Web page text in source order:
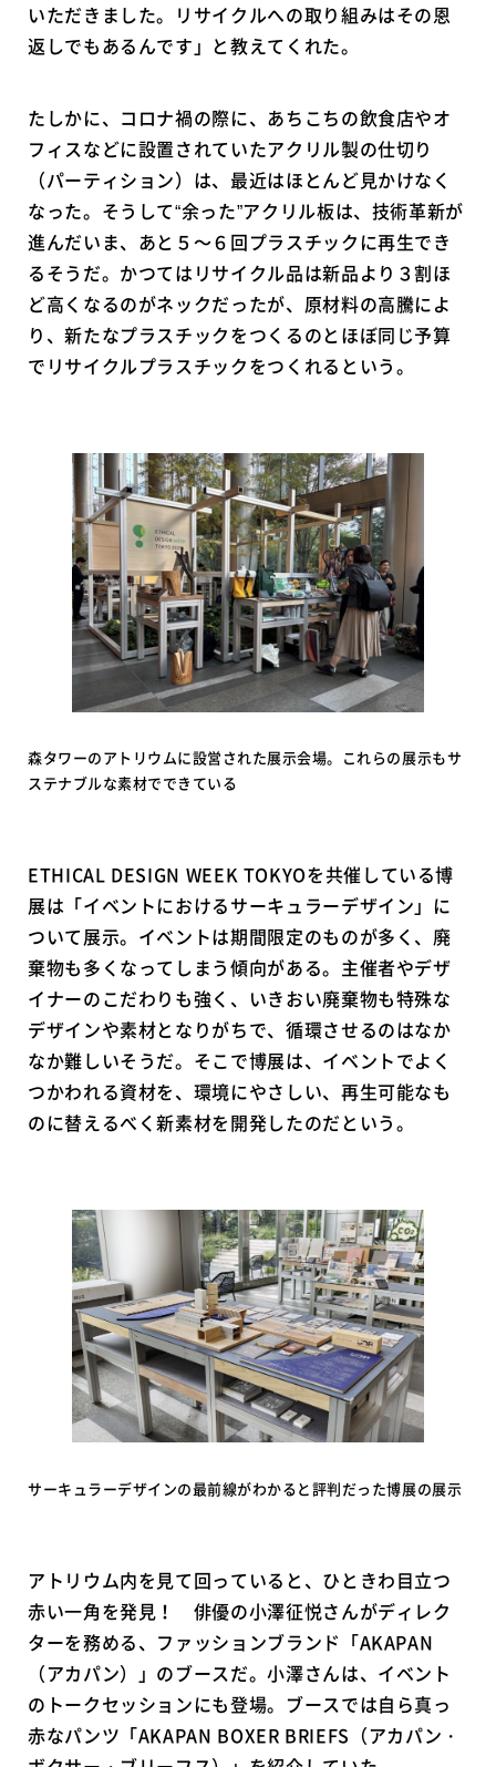
いただきました。リサイクルへの取り組みはその恩
返しでもあるんです」と教えてくれた。
たしかに、コロナ禍の際に、あちこちの飲食店やオ
フィスなどに設置されていたアクリル製の仕切り
（パーティション）は、最近はほとんど見かけなく
なった。そうして“余った”アクリル板は、技術革新が
進んだいま、あと５〜６回プラスチックに再生でき
るそうだ。かつてはリサイクル品は新品より３割ほ
ど高くなるのがネックだったが、原材料の高騰によ
り、新たなプラスチックをつくるのとほぼ同じ予算
でリサイクルプラスチックをつくれるという。
森タワーのアトリウムに設営された展示会場。これらの展示もサ
ステナブルな素材でできている
ETHICAL DESIGN WEEK TOKYOを共催している博
展は「イベントにおけるサーキュラーデザイン」に
ついて展示。イベントは期間限定のものが多く、廃
棄物も多くなってしまう傾向がある。主催者やデザ
イナーのこだわりも強く、いきおい廃棄物も特殊な
デザインや素材となりがちで、循環させるのはなか
なか難しいそうだ。そこで博展は、イベントでよく
つかわれる資材を、環境にやさしい、再生可能なも
のに替えるべく新素材を開発したのだという。
サーキュラーデザインの最前線がわかると評判だった博展の展示
アトリウム内を見て回っていると、ひときわ目立つ
赤い一角を発見！ 俳優の小澤征悦さんがディレク
ターを務める、ファッションブランド「AKAPAN
（アカパン）」のブースだ。小澤さんは、イベント
のトークセッションにも登場。ブースでは自ら真っ
赤なパンツ「AKAPAN BOXER BRIEFS（アカパン・